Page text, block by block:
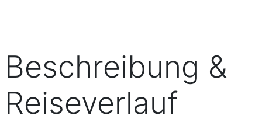
Beschreibung &
Reiseverlauf